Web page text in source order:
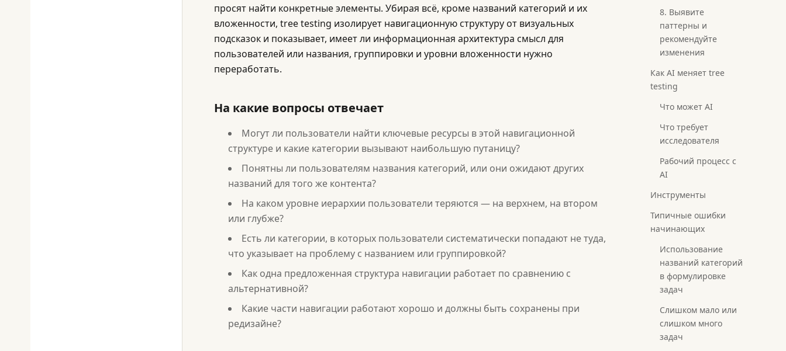
просят найти конкретные элементы. Убирая всё, кроме названий категорий и их
вложенности, tree testing изолирует навигационную структуру от визуальных
подсказок и показывает, имеет ли информационная архитектура смысл для
пользователей или названия, группировки и уровни вложенности нужно
переработать.
На какие вопросы отвечает
Могут ли пользователи найти ключевые ресурсы в этой навигационной
структуре и какие категории вызывают наибольшую путаницу?
Понятны ли пользователям названия категорий, или они ожидают других
названий для того же контента?
На каком уровне иерархии пользователи теряются — на верхнем, на втором
или глубже?
Есть ли категории, в которых пользователи систематически попадают не туда,
что указывает на проблему с названием или группировкой?
Как одна предложенная структура навигации работает по сравнению с
альтернативной?
Какие части навигации работают хорошо и должны быть сохранены при
редизайне?
8. Выявите
паттерны и
рекомендуйте
изменения
Как AI меняет tree
testing
Что может AI
Что требует
исследователя
Рабочий процесс с
AI
Инструменты
Типичные ошибки
начинающих
Использование
названий категорий
в формулировке
задач
Слишком мало или
слишком много
задач